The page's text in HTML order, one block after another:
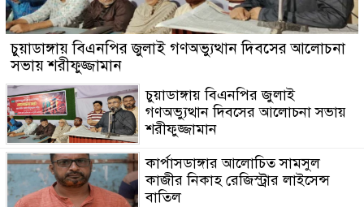
চুয়াডাঙ্গায় বিএনপির জুলাই গণঅভ্যুত্থান দিবসের আলোচনা
সভায় শরীফুজ্জামান
চুয়াডাঙ্গায় বিএনপির জুলাই
গণঅভ্যুত্থান দিবসের আলোচনা সভায়
শরীফুজ্জামান
কার্পাসডাঙ্গার আলোচিত সামসুল
কাজীর নিকাহ রেজিস্ট্রার লাইসেন্স
বাতিল